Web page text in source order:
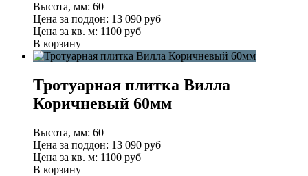
Высота, мм: 60
Цена за поддон: 13 090 руб
Цена за кв. м: 1100 руб
В корзину
Тротуарная плитка Вилла
Коричневый 60мм
Высота, мм: 60
Цена за поддон: 13 090 руб
Цена за кв. м: 1100 руб
В корзину